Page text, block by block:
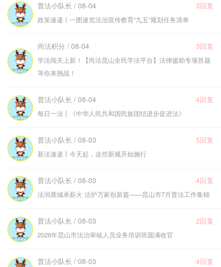
普法小队长 / 08-04 3回复
政策速递丨一图速览法治宣传教育“九五”规划任务清单
尚法积分 / 08-04 3回复
学法闯关上新！【尚法昆山全民学法平台】法律援助专项答题
等你来挑战！
普法小队长 / 08-04 4回复
每日一法丨《中华人民共和国民族团结进步促进法》
普法小队长 / 08-03 5回复
新法速递丨今天起，这些新规开始施行
普法小队长 / 08-03 4回复
法润鹿城承薪火 法护万家创新篇——昆山市7月普法工作集锦
普法小队长 / 08-03 2回复
2026年昆山市法治审核人员业务培训班圆满收官
普法小队长 / 08-03 4回复